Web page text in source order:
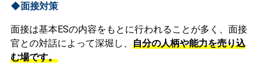
◆面接対策
面接は基本ESの内容をもとに行われることが多く、面接
官との対話によって深堀し、 自分の人柄や能力を売り込
む場です。